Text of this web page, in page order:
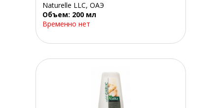
Naturelle LLC, ОАЭ
Объем: 200 мл
Временно нет